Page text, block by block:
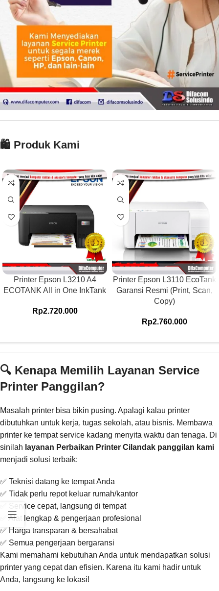
🛍️ Produk Kami
Printer Epson L3210 A4
ECOTANK All in One InkTank
Rp2.720.000
Printer Epson L3110 EcoTank
Garansi Resmi (Print, Scan,
Copy)
Rp2.760.000
🔍 Kenapa Memilih Layanan Service
Printer Panggilan?
Masalah printer bisa bikin pusing. Apalagi kalau printer
dibutuhkan untuk kerja, tugas sekolah, atau bisnis. Membawa
printer ke tempat service kadang menyita waktu dan tenaga. Di
sinilah layanan Perbaikan Printer Cilandak panggilan kami
menjadi solusi terbaik:
✅ Teknisi datang ke tempat Anda
✅ Tidak perlu repot keluar rumah/kantor
✅ Service cepat, langsung di tempat
✅ Alat lengkap & pengerjaan profesional
✅ Harga transparan & bersahabat
✅ Semua pengerjaan bergaransi
Kami memahami kebutuhan Anda untuk mendapatkan solusi
printer yang cepat dan efisien. Karena itu kami hadir untuk
Anda, langsung ke lokasi!